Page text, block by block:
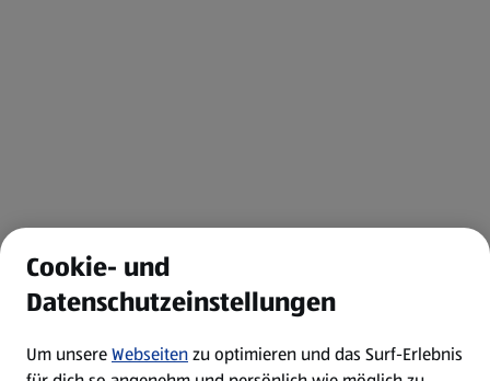
Cookie- und
Datenschutzeinstellungen
Um unsereWebseitenzu optimieren und das Surf-Erlebnis